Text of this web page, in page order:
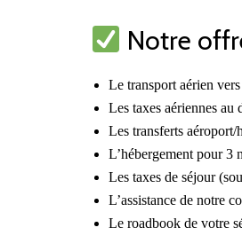
Notre
Le transport aérien
Les taxes aériennes
Les transferts aéroport/
L’hébergement pour
Les taxes de séjour
L’assistance de notre
Le roadbook de votre